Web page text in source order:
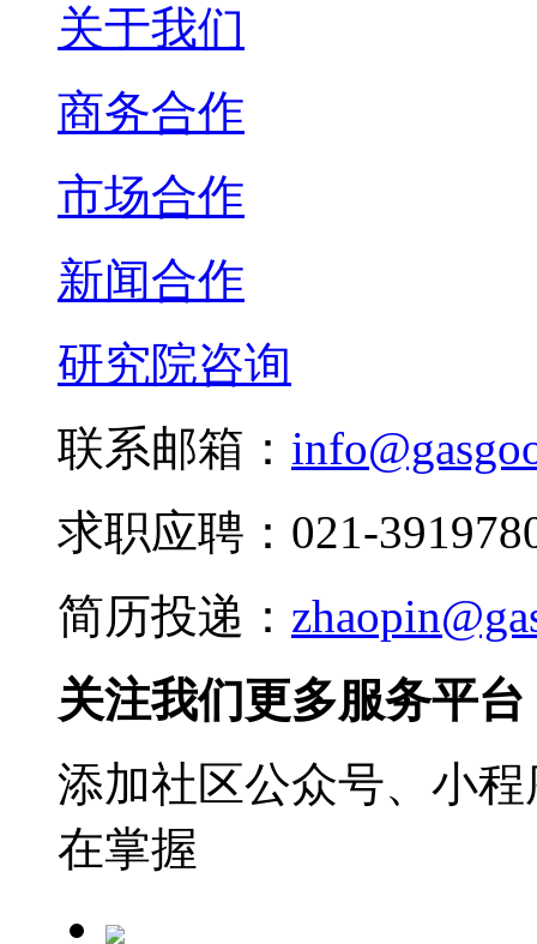
关于我们
商务合作
市场合作
新闻合作
研究院咨询
联系邮箱：
求职应聘：021-
简历投递：
关注我们更多服务平台
添加社区公众号、小
在掌握